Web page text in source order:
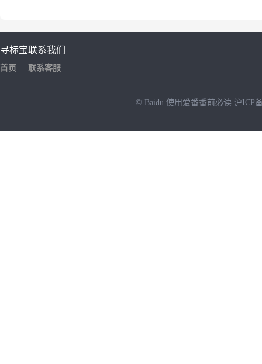
寻标宝
首页
联系我们
联系客服
© Baidu 使用爱番番前必读 沪ICP